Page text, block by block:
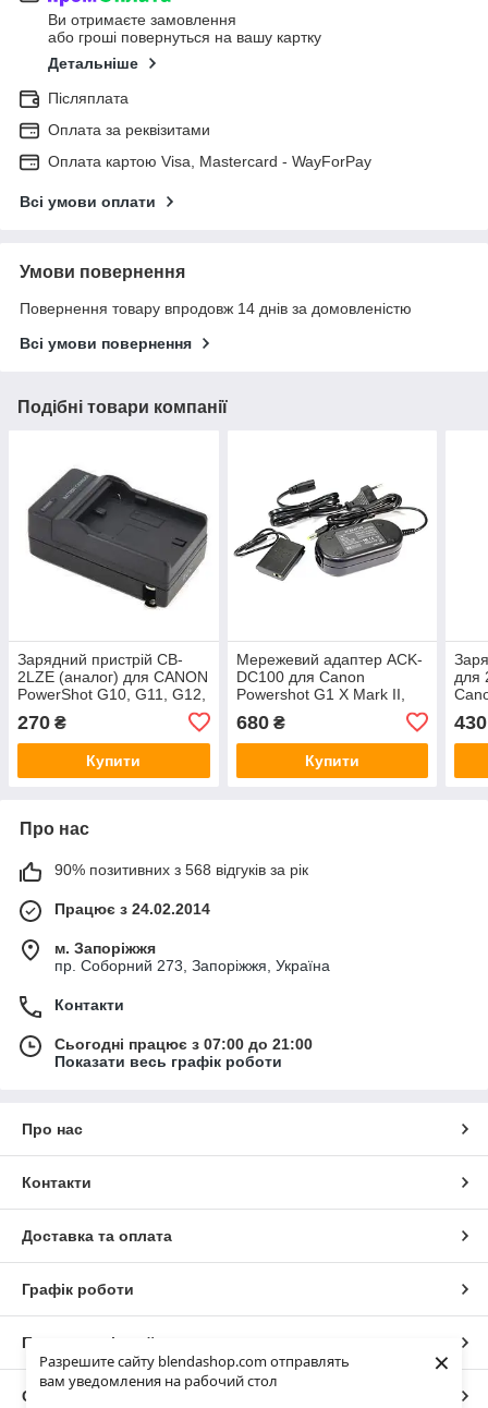
Разрешите сайту blendashop.com отправлять
вам уведомления на рабочий стол
×
Ви отримаєте замовлення
або гроші повернуться на вашу картку
Детальніше
Післяплата
Оплата за реквізитами
Оплата картою Visa, Mastercard - WayForPay
Всі умови оплати
Умови повернення
Повернення товару впродовж 14 днів за домовленістю
Всі умови повернення
Подібні товари компанії
Зарядний пристрій CB-
2LZE (аналог) для CANON
PowerShot G10, G11, G12,
SX30 IS - (акумулятор NB-
7L)
270 ₴
Купити
Мережевий адаптер ACK-
DC100 для Canon
Powershot G1 X Mark II,
живлення камери від
мережі
680₴
Купити
для
430
Про нас
90% позитивних з 568 відгуків за рік
Працює з 24.02.2014
м. Запоріжжя
пр. Соборний 273, Запоріжжя, Україна
Контакти
Сьогодні працює з 07:00 до 21:00
Показати весь графік роботи
Про нас
Контакти
Доставка та оплата
Графік роботи
Повна версія сайту
Сайт створено на маркетплейсі